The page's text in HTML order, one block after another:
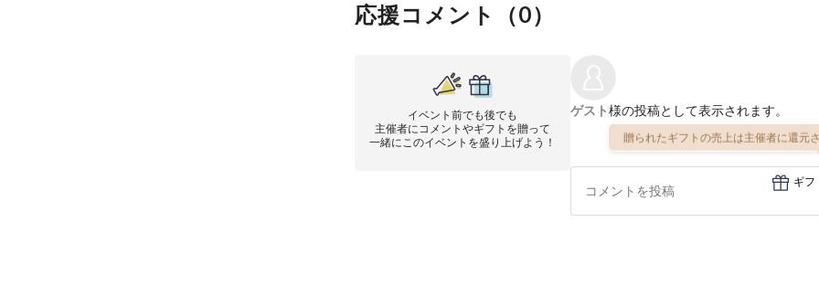
応援コメント（0）
イベント前でも後でも
主催者にコメントやギフトを贈って
一緒にこのイベントを盛り上げよう！
ゲスト様の投稿として表示されます。
贈られたギフトの売上は主催者に還元
ギフ